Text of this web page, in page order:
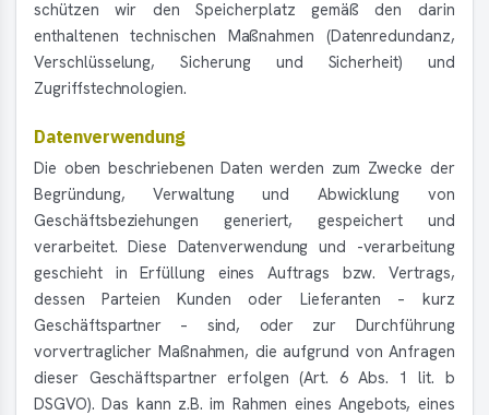
schützen wir den Speicherplatz gemäß den darin
enthaltenen technischen Maßnahmen (Datenredundanz,
Verschlüsselung, Sicherung und Sicherheit) und
Zugriffstechnologien.
Datenverwendung
Die oben beschriebenen Daten werden zum Zwecke der
Begründung, Verwaltung und Abwicklung von
Geschäftsbeziehungen generiert, gespeichert und
verarbeitet. Diese Datenverwendung und -verarbeitung
geschieht in Erfüllung eines Auftrags bzw. Vertrags,
dessen Parteien Kunden oder Lieferanten – kurz
Geschäftspartner – sind, oder zur Durchführung
vorvertraglicher Maßnahmen, die aufgrund von Anfragen
dieser Geschäftspartner erfolgen (Art. 6 Abs. 1 lit. b
DSGVO). Das kann z.B. im Rahmen eines Angebots, eines